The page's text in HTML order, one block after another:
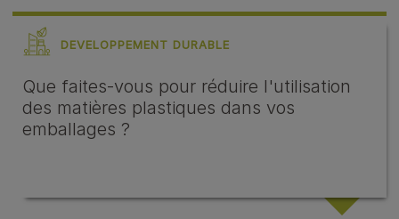
DEVELOPPEMENT DURABLE
Que faites-vous pour réduire l'utilisation
des matières plastiques dans vos
emballages ?